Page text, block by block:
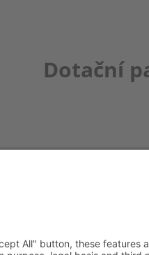
Dotační
Freyung 1, 92539 Schönsee